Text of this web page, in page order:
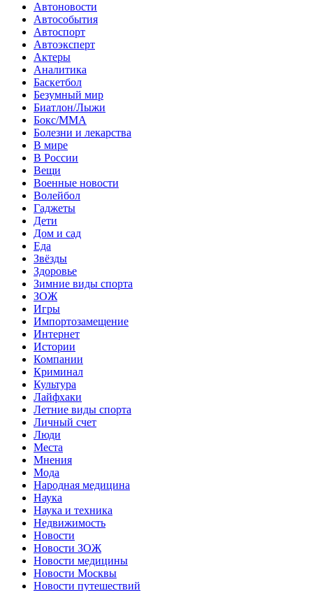
Автоновости
Автособытия
Автоспорт
Автоэксперт
Актеры
Аналитика
Баскетбол
Безумный мир
Биатлон/Лыжи
Бокс/MMA
Болезни и лекарства
В мире
В России
Вещи
Военные новости
Волейбол
Гаджеты
Дети
Дом и сад
Еда
Звёзды
Здоровье
Зимние виды спорта
ЗОЖ
Игры
Импортозамещение
Интернет
Истории
Компании
Криминал
Культура
Лайфхаки
Летние виды спорта
Личный счет
Люди
Места
Мнения
Мода
Народная медицина
Наука
Наука и техника
Недвижимость
Новости
Новости ЗОЖ
Новости медицины
Новости Москвы
Новости путешествий